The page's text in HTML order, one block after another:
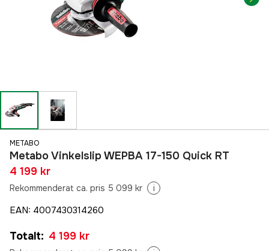
METABO
Metabo Vinkelslip WEPBA 17-150 Quick RT
4 199 kr
Rekommenderat ca. pris 5 099 kr i
EAN: 4007430314260
Totalt: 4 199 kr